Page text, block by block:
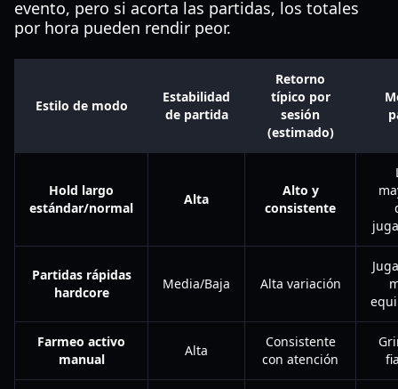
evento, pero si acorta las partidas, los totales
por hora pueden rendir peor.
Estilo de modo
Estabilidad
de partida
Retorno
típico por
sesión
(estimado)
Hold largo
estándar/normal
Alta
Alto y
consistente
Partidas rápidas
hardcore
Media/Baja Alta variación
Farmeo activo
manual
Alta
Consistente
con atención